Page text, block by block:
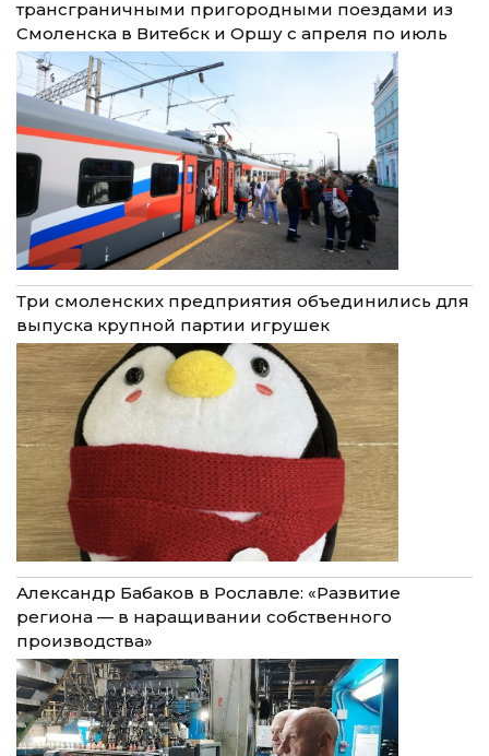
трансграничными пригородными поездами из
Смоленска в Витебск и Оршу с апреля по июль
Три смоленских предприятия объединились для
выпуска крупной партии игрушек
Александр Бабаков в Рославле: «Развитие
региона — в наращивании собственного
производства»